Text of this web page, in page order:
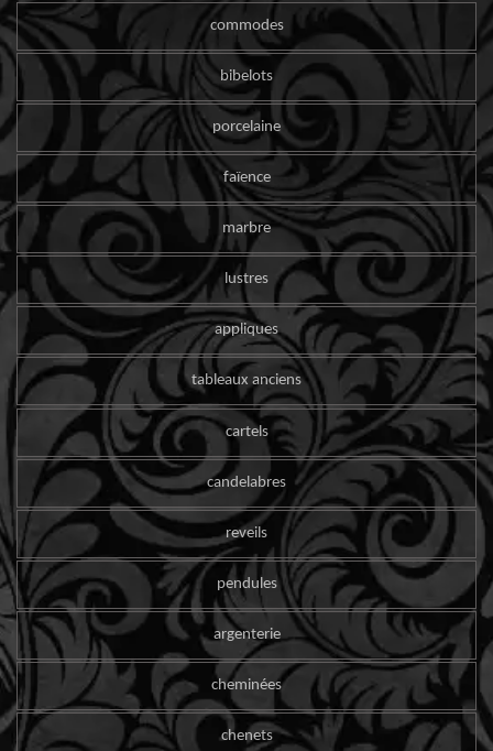
commodes
bibelots
porcelaine
faïence
marbre
lustres
appliques
tableaux anciens
cartels
candelabres
reveils
pendules
argenterie
cheminées
chenets